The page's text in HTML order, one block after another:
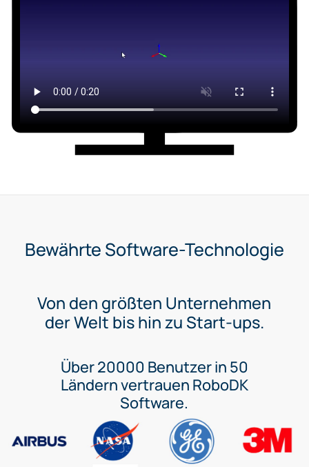
Bewährte Software-Technologie
Von den größten Unternehmen
der Welt bis hin zu Start-ups.
Über 20000 Benutzer in 50
Ländern vertrauen RoboDK
Software.